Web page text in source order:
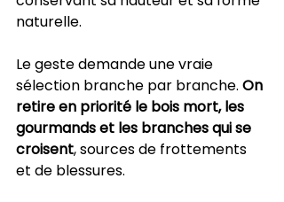
naturelle.
Le geste demande une vraie
sélection branche par branche. On
retire en priorité le bois mort, les
gourmands et les branches qui se
croisent, sources de frottements
et de blessures.